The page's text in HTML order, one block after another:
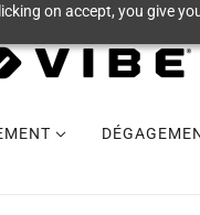
on accept, you give